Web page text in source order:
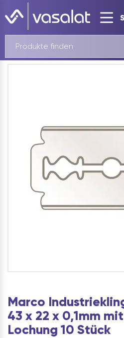
Marco
43 x 22 x 0,1mm
Lochung 10 Stück